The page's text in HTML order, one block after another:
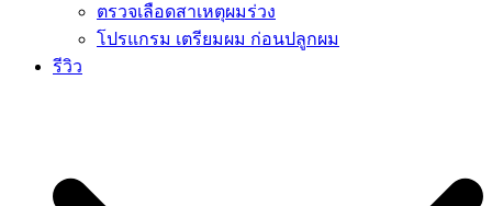
ตรวจเลือดสาเหตุผมร่วง
โปรแกรม เตรียมผม ก่อนปลูกผม
รีวิว